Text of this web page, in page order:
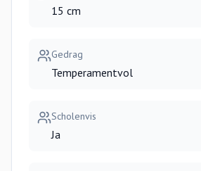
15 cm
Gedrag
Temperamentvol
Scholenvis
Ja